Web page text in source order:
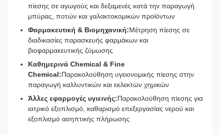
πίεσης σε αγωγούς και δεξαμενές κατά την παραγωγή
μπύρας, ποτών και γαλακτοκομικών προϊόντων
Φαρμακευτική & Βιομηχανική:Μέτρηση πίεσης σε
διαδικασίες παρασκευής φαρμάκων και
βιοφαρμακευτικής ζύμωσης
Καθημερινά Chemical & Fine
Chemical:Παρακολούθηση υγειονομικής πίεσης στην
παραγωγή καλλυντικών και εκλεκτών χημικών
Άλλες εφαρμογές υγιεινής:Παρακολούθηση πίεσης για
ιατρικό εξοπλισμό, καθαρισμό επεξεργασίας νερού και
εξοπλισμό ασηπτικής πλήρωσης